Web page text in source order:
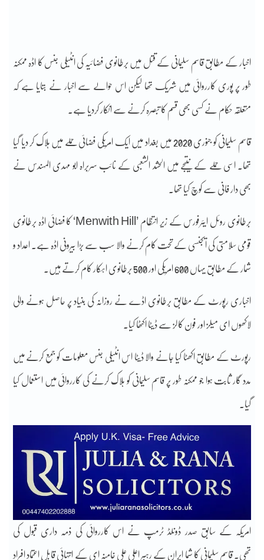
اخبار کے مطابق قاسم سلیمانی کے قتل میں برطانوی فضائیہ کی انٹیلی جنس کا اڈہ ممکنہ
طور پر پوری کارروائی میں شریک تھا لیکن اس حوالے سے اخبار نے بتایا ہے کہ
متعلقہ حکام نے کسی بھی قسم کا تبصرہ کرنے سے انکار کردیا ہے۔
قاسم سلیمانی کو جنوری 2020 میں بغداد میں ایک امریکی فضائی حملے میں ہلاک کر دیا گیا
تھا۔ اسی حملے کے نتیجے میں الحشد الشعبی کے نائب سربراہ ابو مہدی المہندس نے
بھی دار فانی سے کوچ کیا تھا۔
برطانوی روئل ایئرفورس کے زیر انتظام ’Menwith Hill‘ کا فضائی اڈہ برطانوی
قومی سلامتی کی ایجنسی کے تحت کام کرنے والا سب سے بڑا بیرونی اڈہ ہے۔ اعداد و
شمار کے مطابق یہاں 600 امریکی اور 500 برطانوی اہکار کام کرتے ہیں۔
اخباری رپورٹ کے مطابق برطانوی اڈے نے روزانہ کی بنیاد پر حاصل ہونے والی
لاکھوں ای میلز اور فون کالز سے ڈیٹا اکٹھا کیا۔
رپورٹ کے مطابق اکھٹا کیا جانے والا ڈیٹا اس انٹیلی جنس معلومات کو جمع کرنے میں
مدد گار ثابت ہوا جو ممکنہ طور پر قاسم سلیمانی کو ہلاک کرنے کی کارروائی میں استعمال کیا
گیا۔
امریکہ کے سابق صدر ڈونلڈ ٹرمپ نے اس کارروائی کی ذمہ داری قبول کی
تھی۔ قاسم سلیمانی کا شما ایران کے رہبر اعلی علی خامنہ ای کے انتہائی قابل اعتماد افراد